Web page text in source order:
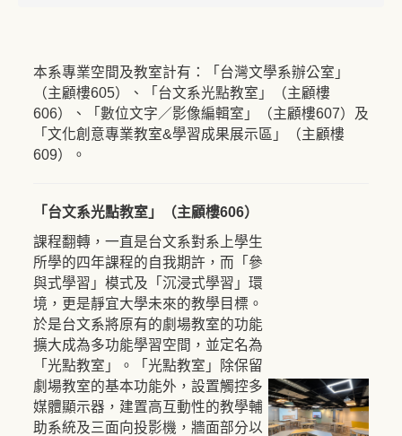
本系專業空間及教室計有：「台灣文學系辦公室」
（主顧樓605）、「台文系光點教室」（主顧樓
606）、「數位文字／影像編輯室」（主顧樓607）及
「文化創意專業教室&學習成果展示區」（主顧樓
609）。
「台文系光點教室」（主顧樓606）
課程翻轉，一直是台文系對系上學生
所學的四年課程的自我期許，而「參
與式學習」模式及「沉浸式學習」環
境，更是靜宜大學未來的教學目標。
於是台文系將原有的劇場教室的功能
擴大成為多功能學習空間，並定名為
「光點教室」。「光點教室」除保留
劇場教室的基本功能外，設置觸控多
媒體顯示器，建置高互動性的教學輔
助系統及三面向投影機，牆面部分以